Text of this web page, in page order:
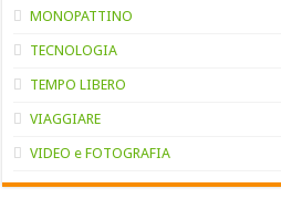
MONOPATTINO
TECNOLOGIA
TEMPO LIBERO
VIAGGIARE
VIDEO e FOTOGRAFIA